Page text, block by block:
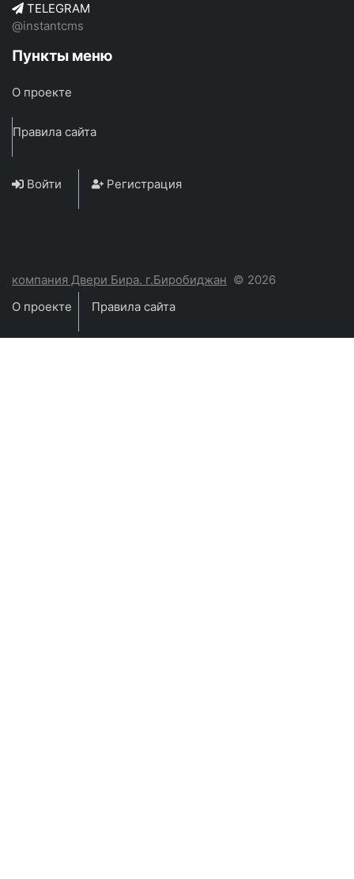
TELEGRAM
@instantcms
Пункты меню
О проекте
Правила сайта
Войти Регистрация
компания Двери Бира. г.Биробиджан © 2026
О проекте
Правила сайта